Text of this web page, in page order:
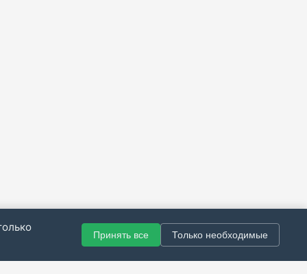
Принять все Только необходимые